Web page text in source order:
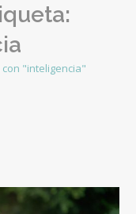
"inteligencia"